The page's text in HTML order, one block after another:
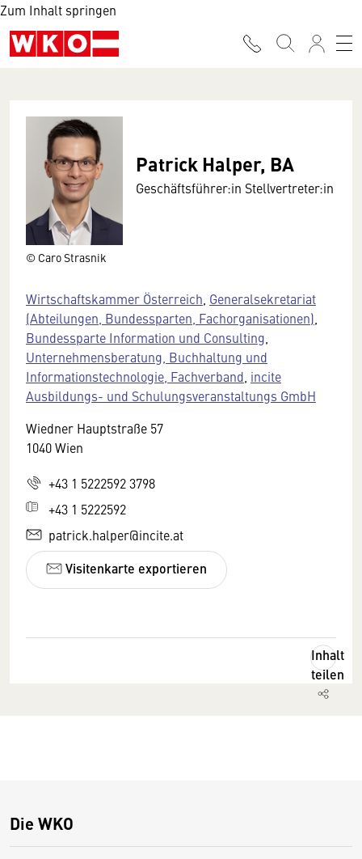
Zum Inhalt springen
© Caro Strasnik
Patrick Halper, BA
Geschäftsführer:in Stellvertreter:in
Wirtschaftskammer Österreich Generalsekretariat
(Abteilungen, Bundessparten, Fachorganisationen)
Bundessparte Information und Consulting
Unternehmensberatung, Buchhaltung und
Informationstechnologie, Fachverband incite
Ausbildungs- und Schulungsveranstaltungs GmbH
Wiedner Hauptstraße 57
1040 Wien
+43 1 5222592 3798
+43 1 5222592
patrick.halper@incite.at
Visitenkarte exportieren
Inhalt
teilen
Die WKO